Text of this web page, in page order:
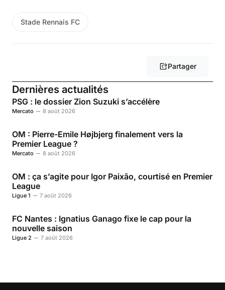
Stade Rennais FC
Partager
Dernières actualités
PSG : le dossier Zion Suzuki s’accélère
Mercato 8 août 2026
OM : Pierre-Emile Højbjerg finalement vers la
Premier League ?
Mercato 8 août 2026
OM : ça s’agite pour Igor Paixão, courtisé en Premier
League
Ligue 1 7 août 2026
FC Nantes : Ignatius Ganago fixe le cap pour la
nouvelle saison
Ligue 2 7 août 2026